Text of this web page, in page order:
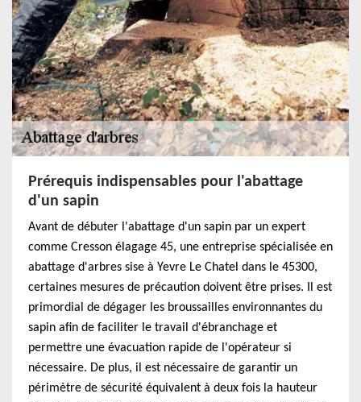
Prérequis indispensables pour l'abattage
d'un sapin
Avant de débuter l'abattage d'un sapin par un expert
comme Cresson élagage 45, une entreprise spécialisée en
abattage d'arbres sise à Yevre Le Chatel dans le 45300,
certaines mesures de précaution doivent être prises. Il est
primordial de dégager les broussailles environnantes du
sapin afin de faciliter le travail d'ébranchage et
permettre une évacuation rapide de l'opérateur si
nécessaire. De plus, il est nécessaire de garantir un
périmètre de sécurité équivalent à deux fois la hauteur